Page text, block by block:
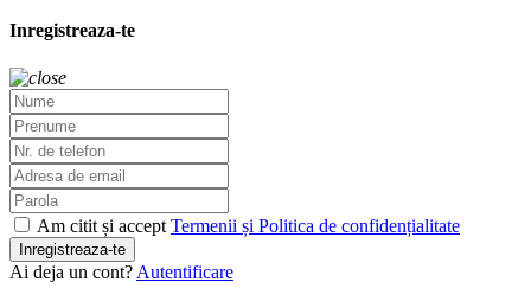
Inregistreaza-te
Am citit și accept Termenii și Politica de confidențialitate
Inregistreaza-te
Ai deja un cont? Autentificare